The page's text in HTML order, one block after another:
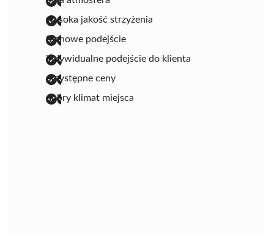
wysoka jakość strzyżenia
fachowe podejście
indywidualne podejście do klienta
przystępne ceny
dobry klimat miejsca